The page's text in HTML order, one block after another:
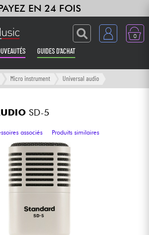
EN 24 FOIS
0
GUIDES D'ACHAT
Micro instrument Universal audio
SD-5
associés
Produits similaires